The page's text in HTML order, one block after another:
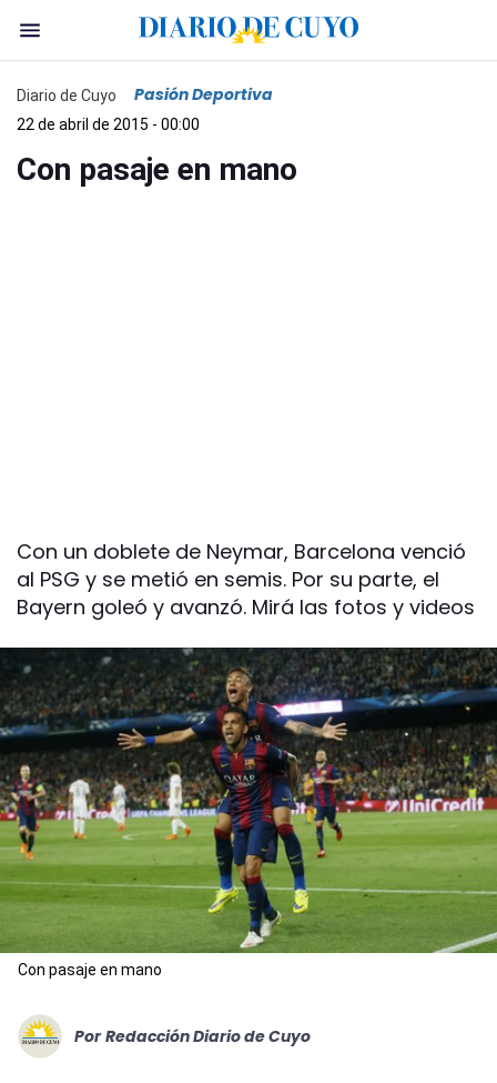
Diario de Cuyo Pasión Deportiva
22 de abril de 2015 - 00:00
Con pasaje en mano
Con un doblete de Neymar, Barcelona venció
al PSG y se metió en semis. Por su parte, el
Bayern goleó y avanzó. Mirá las fotos y videos
Con pasaje en mano
Por Redacción Diario de Cuyo